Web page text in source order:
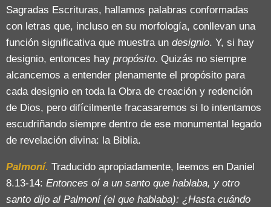
Sagradas Escrituras, hallamos palabras conformadas
con letras que, incluso en su morfología, conllevan una
función significativa que muestra un designio. Y, si hay
designio, entonces hay propósito. Quizás no siempre
alcancemos a entender plenamente el propósito para
cada designio en toda la Obra de creación y redención
de Dios, pero difícilmente fracasaremos si lo intentamos
escudriñando siempre dentro de ese monumental legado
de revelación divina: la Biblia.
Palmoní. Traducido apropiadamente, leemos en Daniel
8.13-14: Entonces oí a un santo que hablaba, y otro
santo dijo al Palmoní (el que hablaba): ¿Hasta cuándo